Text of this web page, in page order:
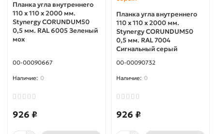
Планка угла внутреннего
110 x 110 х 2000 мм.
Stynergy CORUNDUM50
0,5 мм. RAL 6005 Зеленый
мох
00-00090667
0
926 ₽
Планка угла внутреннего
110 x 110 х 2000 мм.
Stynergy CORUNDUM50
0,5 мм. RAL 7004
Сигнальный серый
00-00090732
0
926 ₽